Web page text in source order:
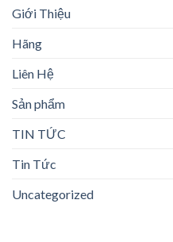
Giới Thiệu
Hãng
Liên Hệ
Sản phẩm
TIN TỨC
Tin Tức
Uncategorized